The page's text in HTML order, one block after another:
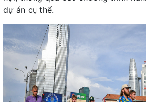
dự án cụ thể.